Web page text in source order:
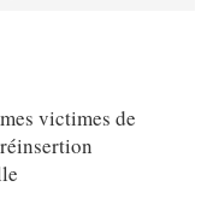
victimes de